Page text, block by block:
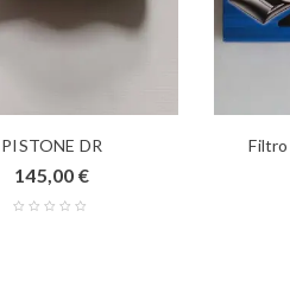
PISTONE DR
145,00 €